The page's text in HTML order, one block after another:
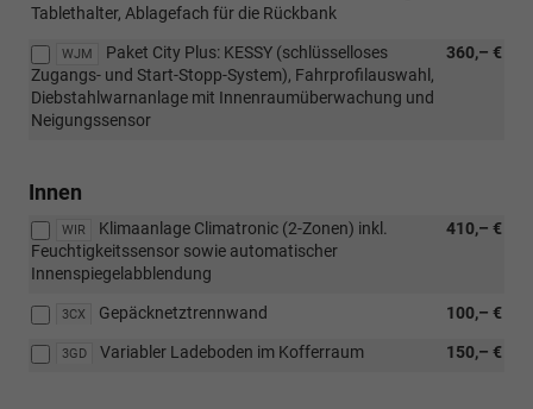
Tablethalter, Ablagefach für die Rückbank
WJM 360,– €
Paket City Plus: KESSY (schlüsselloses
Zugangs- und Start-Stopp-System), Fahrprofilauswahl,
Diebstahlwarnanlage mit Innenraumüberwachung und
Neigungssensor
Innen
WIR 410,– €
Klimaanlage Climatronic (2-Zonen) inkl.
Feuchtigkeitssensor sowie automatischer
Innenspiegelabblendung
3CX 100,– €
Gepäcknetztrennwand
3GD 150,– €
Variabler Ladeboden im Kofferraum